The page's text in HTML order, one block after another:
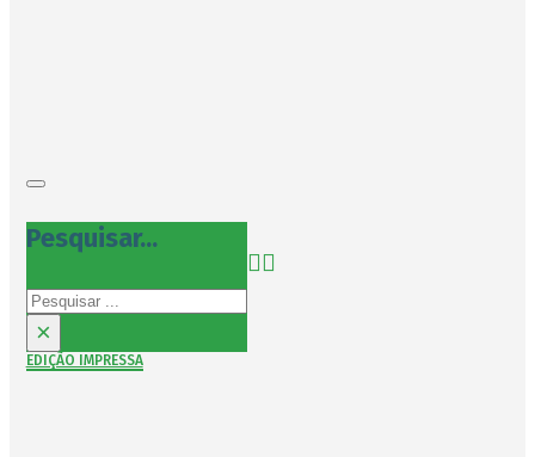
Pesquisar...
Pesquisar
×
EDIÇÃO IMPRESSA